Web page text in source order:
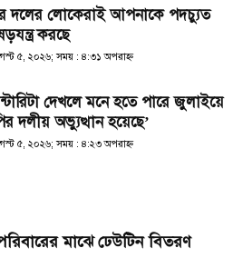
দলের লোকেরাই আপনাকে পদচ্যুত
করছে
৫, ২০২৬; সময় : ৪:৩১ অপরাহ্ণ
দেখলে মনে হতে পারে জুলাইয়ে
দলীয় অভ্যুত্থান হয়েছে’
৫, ২০২৬; সময় : ৪:২৩ অপরাহ্ণ
মাঝে ঢেউটিন বিতরণ